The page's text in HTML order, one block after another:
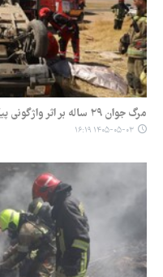
مرگ جوان ۲۹ ساله بر اثر واژگونی پیکان وانت در جاده کنویست
۱۴۰۵-۰۵-۰۳ ۱۶:۱۹